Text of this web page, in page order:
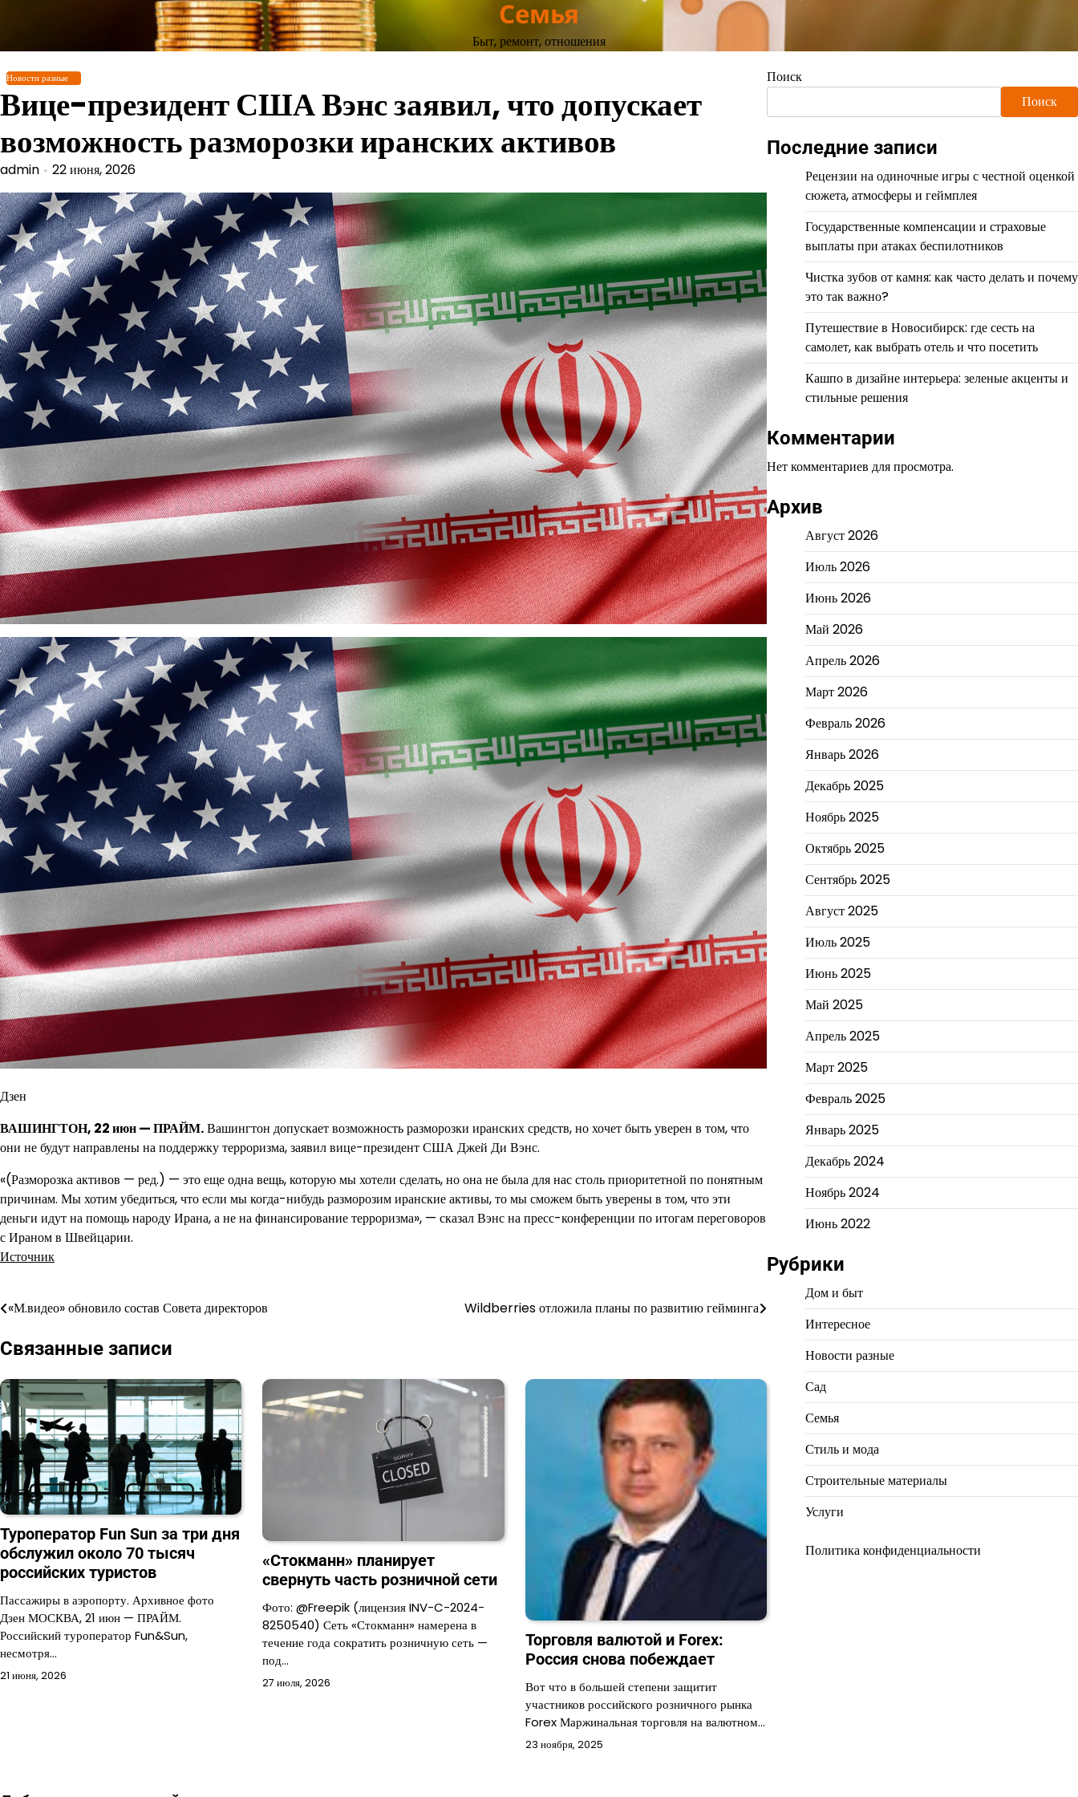
содержимому
Семья
Быт, ремонт, отношения
Новости разные
Вице-президент США Вэнс заявил, что допускает
возможность разморозки иранских активов
admin 22 июня, 2026
Дзен
ВАШИНГТОН, 22 июн — ПРАЙМ.Вашингтон допускает возможность разморозки иранских средств, но хочет быть уверен в том, что
они не будут направлены на поддержку терроризма, заявил вице-президент США Джей Ди Вэнс.
«(Разморозка активов — ред.) — это еще одна вещь, которую мы хотели сделать, но она не была для нас столь приоритетной по понятным
причинам. Мы хотим убедиться, что если мы когда-нибудь разморозим иранские активы, то мы сможем быть уверены в том, что эти
деньги идут на помощь народу Ирана, а не на финансирование терроризма», — сказал Вэнс на пресс-конференции по итогам переговоров
с Ираном в Швейцарии.
Источник
Навигация
по
«М.видео» обновило состав Совета директоров Wildberries отложила планы по развитию гейминга
Связанные записи
Туроператор Fun Sun за три дня
обслужил около 70 тысяч
российских туристов
Пассажиры в аэропорту. Архивное фото
Дзен МОСКВА, 21 июн — ПРАЙМ.
Российский туроператор Fun&Sun,
несмотря…
21 июня, 2026
«Стокманн» планирует
свернуть часть розничной сети
Фото: @Freepik (лицензия INV-C-2024-
8250540) Сеть «Стокманн» намерена в
течение года сократить розничную сеть —
под…
27 июля, 2026
Торговля валютой и Forex:
Россия снова побеждает
Вот что в большей степени защитит
участников российского розничного рынка
Forex Маржинальная торговля на валютном…
23 ноября, 2025
Поиск
Поиск
Последние записи
Рецензии на одиночные игры с честной оценкой
сюжета, атмосферы и геймплея
Государственные компенсации и страховые
выплаты при атаках беспилотников
Чистка зубов от камня: как часто делать и почему
это так важно?
Путешествие в Новосибирск: где сесть на
самолет, как выбрать отель и что посетить
Кашпо в дизайне интерьера: зеленые акценты и
стильные решения
Комментарии
Нет комментариев для просмотра.
Архив
Август 2026
Июль 2026
Июнь 2026
Май 2026
Апрель 2026
Март 2026
Февраль 2026
Январь 2026
Декабрь 2025
Ноябрь 2025
Октябрь 2025
Сентябрь 2025
Август 2025
Июль 2025
Июнь 2025
Май 2025
Апрель 2025
Март 2025
Февраль 2025
Январь 2025
Декабрь 2024
Ноябрь 2024
Июнь 2022
Рубрики
Дом и быт
Интересное
Новости разные
Сад
Семья
Стиль и мода
Строительные материалы
Услуги
Политика конфиденциальности